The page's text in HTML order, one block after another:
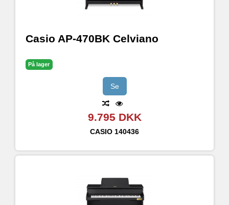
Casio AP-470BK Celviano
På lager
Se
9.795 DKK
CASIO 140436